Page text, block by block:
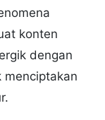
konten
dengan
menciptakan